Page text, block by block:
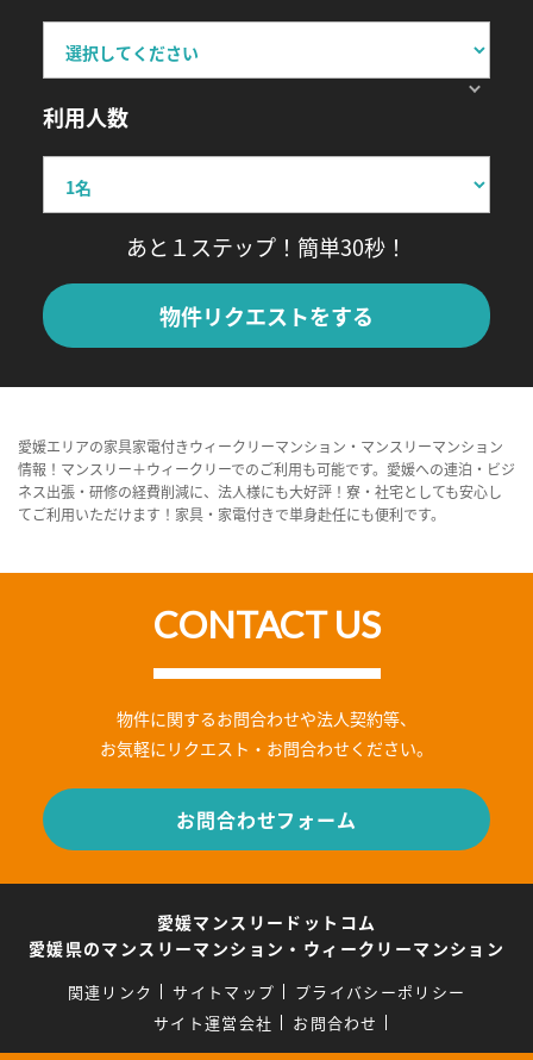
利用人数
あと１ステップ！簡単30秒！
物件リクエストをする
愛媛エリアの家具家電付きウィークリーマンション・マンスリーマンション
情報！マンスリー＋ウィークリーでのご利用も可能です。愛媛への連泊・ビジ
ネス出張・研修の経費削減に、法人様にも大好評！寮・社宅としても安心し
てご利用いただけます！家具・家電付きで単身赴任にも便利です。
CONTACT US
物件に関するお問合わせや法人契約等、
お気軽にリクエスト・お問合わせください。
お問合わせフォーム
愛媛マンスリードットコム
愛媛県のマンスリーマンション・ウィークリーマンション
関連リンク サイトマップ
プライバシーポリシー
サイト運営会社
お問合わせ